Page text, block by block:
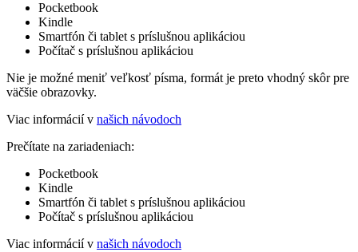
Pocketbook
Kindle
Smartfón či tablet s príslušnou aplikáciou
Počítač s príslušnou aplikáciou
Nie je možné meniť veľkosť písma, formát je preto vhodný skôr pre
väčšie obrazovky.
Viac informácií v našich návodoch
Prečítate na zariadeniach:
Pocketbook
Kindle
Smartfón či tablet s príslušnou aplikáciou
Počítač s príslušnou aplikáciou
Viac informácií v našich návodoch